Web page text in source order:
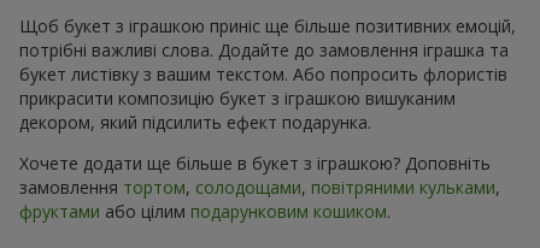
Щоб букет з іграшкою приніс ще більше позитивних емоцій,
потрібні важливі слова. Додайте до замовлення іграшка та
букет листівку з вашим текстом. Або попросить флористів
прикрасити композицію букет з іграшкою вишуканим
декором, який підсилить ефект подарунка.
Хочете додати ще більше в букет з іграшкою? Доповніть
замовлення тортом, солодощами, повітряними кульками,
фруктами або цілим подарунковим кошиком.